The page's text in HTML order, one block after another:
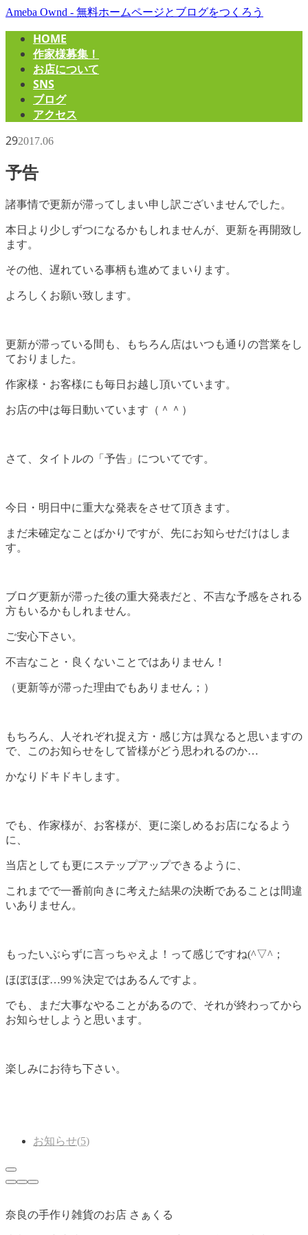
Ameba Ownd - 無料ホームページとブログをつくろう
HOME
作家様募集！
お店について
SNS
ブログ
アクセス
292017.06
予告
諸事情で更新が滞ってしまい申し訳ございませんでした。
本日より少しずつになるかもしれませんが、更新を再開致し
ます。
その他、遅れている事柄も進めてまいります。
よろしくお願い致します。
更新が滞っている間も、もちろん店はいつも通りの営業をし
ておりました。
作家様・お客様にも毎日お越し頂いています。
お店の中は毎日動いています（＾＾）
さて、タイトルの「予告」についてです。
今日・明日中に重大な発表をさせて頂きます。
まだ未確定なことばかりですが、先にお知らせだけはしま
す。
ブログ更新が滞った後の重大発表だと、不吉な予感をされる
方もいるかもしれません。
ご安心下さい。
不吉なこと・良くないことではありません！
（更新等が滞った理由でもありません；）
もちろん、人それぞれ捉え方・感じ方は異なると思いますの
で、このお知らせをして皆様がどう思われるのか…
かなりドキドキします。
でも、作家様が、お客様が、更に楽しめるお店になるよう
に、
当店としても更にステップアップできるように、
これまでで一番前向きに考えた結果の決断であることは間違
いありません。
もったいぶらずに言っちゃえよ！って感じですね(^▽^；
ほぼほぼ…99％決定ではあるんですよ。
でも、まだ大事なやることがあるので、それが終わってから
お知らせしようと思います。
楽しみにお待ち下さい。
お知らせ(5)
奈良の手作り雑貨のお店 さぁくる